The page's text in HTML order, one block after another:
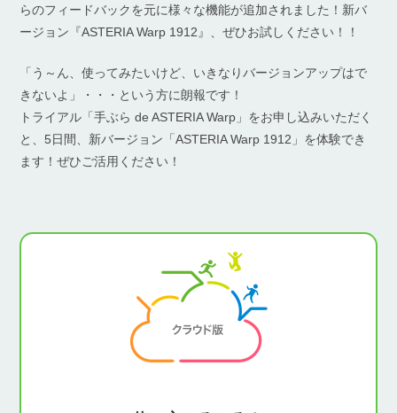
らのフィードバックを元に様々な機能が追加されました！新バ
ージョン『ASTERIA Warp 1912』、ぜひお試しください！！
「う～ん、使ってみたいけど、いきなりバージョンアップはで
きないよ」・・・という方に朗報です！
トライアル「手ぶら de ASTERIA Warp」をお申し込みいただく
と、5日間、新バージョン「ASTERIA Warp 1912」を体験でき
ます！ぜひご活用ください！